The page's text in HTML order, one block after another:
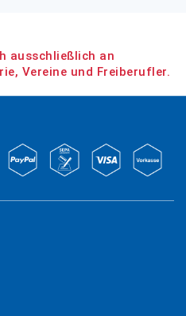
ausschließlich an
Vereine und Freiberufler.